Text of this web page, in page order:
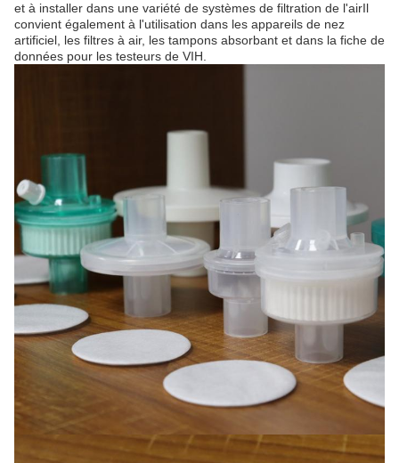
et à installer dans une variété de systèmes de filtration de l'airIl
convient également à l'utilisation dans les appareils de nez
artificiel, les filtres à air, les tampons absorbant et dans la fiche de
données pour les testeurs de VIH.